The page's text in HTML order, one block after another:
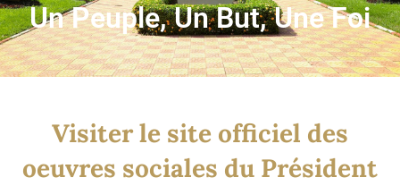
Un Peuple, Un But, Une Foi
Visiter le site officiel des
oeuvres sociales du Président